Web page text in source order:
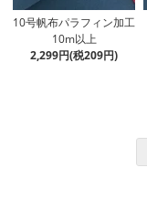
10号帆布パラフィン加工
10m以上
2,299円(税209円)